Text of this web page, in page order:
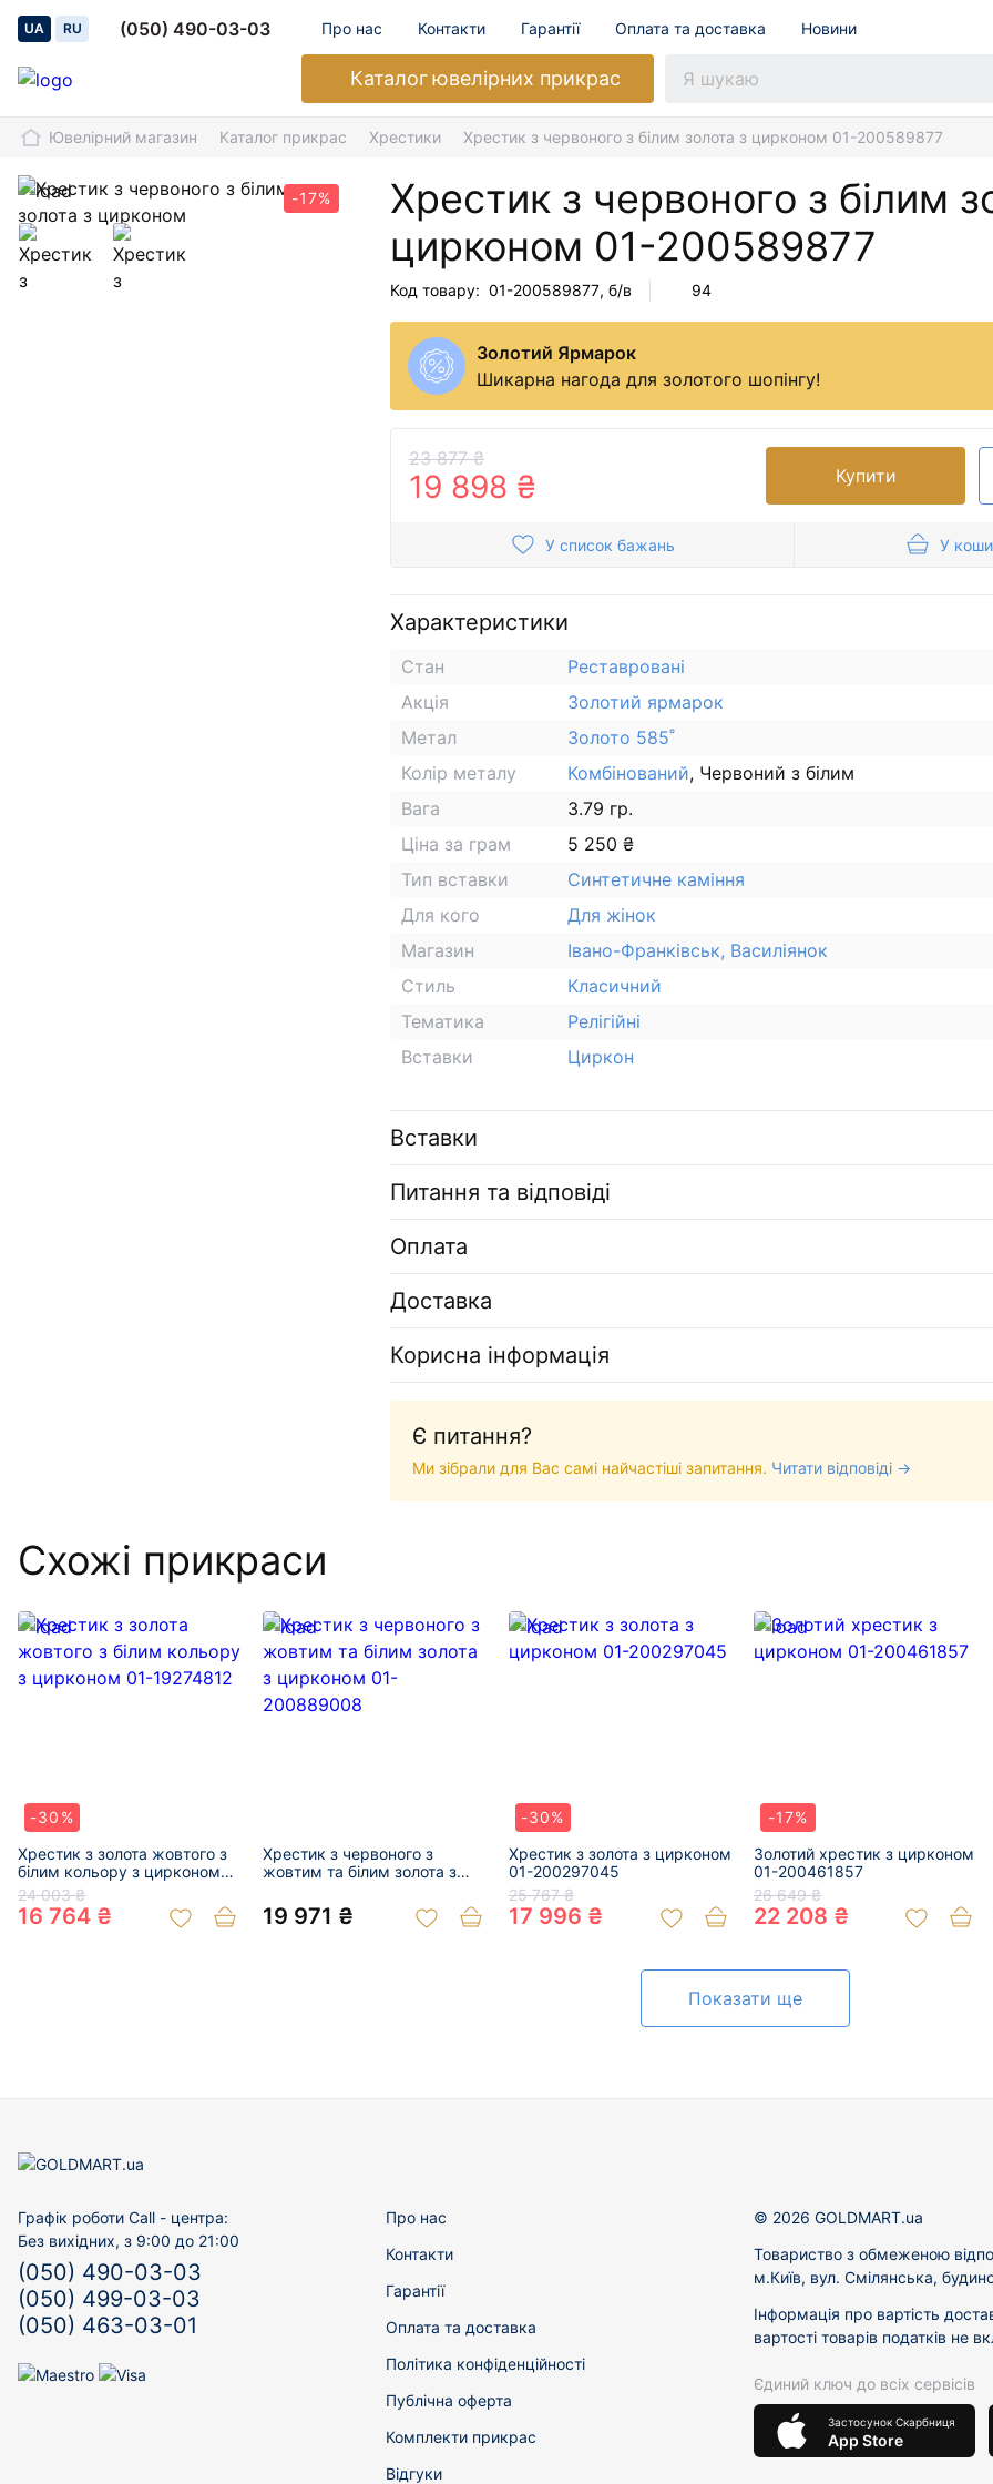
UA RU (050) 490-03-03 Про нас Контакти Гарантії Оплата та доставка Новини
Каталогювелірних прикрас
Ювелірний магазин Каталог прикрас Хрестики Хрестик з червоного з білим золота з цирконом 01-200589877
-17%
Хрестик з червоного з білим
цирконом 01-200589877
Код товару: 01-200589877, б/в 94
Золотий Ярмарок
Шикарна нагода для золотого шопінгу!
23 877 ₴
19 898 ₴ Купити
У список бажань У
Характеристики
Стан
Реставровані
Акція
Золотий ярмарок
Метал
Золото 585˚
Колір металу
Комбінований, Червоний з білим
Вага
3.79 гр.
Ціна за грам
5 250 ₴
Тип вставки
Синтетичне каміння
Для кого
Для жінок
Магазин
Івано-Франківськ, Василіянок
Стиль
Класичний
Тематика
Релігійні
Вставки
Циркон
Вставки
Питання та відповіді
Оплата
Доставка
Корисна інформація
Є питання?
Ми зібрали для Вас самі найчастіші запитання. Читати відповіді →
Схожі прикраси
-30%
Хрестик з золота жовтого з
білим кольору з цирконом
01-19274812
24 003 ₴
16 764 ₴
Хрестик з червоного з
жовтим та білим золота з
19 971 ₴
-30%
Хрестик з золота з цирконом
01-200297045
25 767 ₴
17 996 ₴
-17%
Золотий хрестик з цирконом
01-200461857
26 649 ₴
22 208 ₴
Показати ще
Графік роботи Call - центра:
Без вихідних, з 9:00 до 21:00
(050) 490-03-03
(050) 499-03-03
(050) 463-03-01
Про нас
Контакти
Гарантії
Оплата та доставка
Політика конфіденційності
Публічна оферта
Комплекти прикрас
Відгуки
© 2026 GOLDMART.ua
Товариство з обмеженою
м.Київ, вул. Смілянська,
Інформація про вартість
вартості товарів податків не
Єдиний ключ до всіх сервісів
Застосунок Скарбниця
App Store